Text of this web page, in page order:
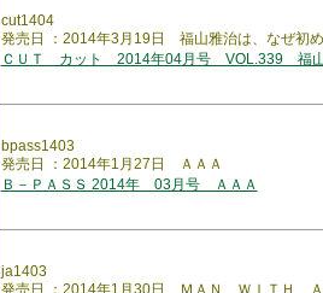
cut1404
発売日 ：2014年3月19日 福山雅治は、なぜ初
ＣＵＴ カット 2014年04月号 VOL.339 福
bpass1403
発売日 ：2014年1月27日 ＡＡＡ
Ｂ－ＰＡＳＳ 2014年 03月号 ＡＡＡ
ja1403
発売日 ：2014年1月30日 ＭＡＮ ＷＩＴＨ